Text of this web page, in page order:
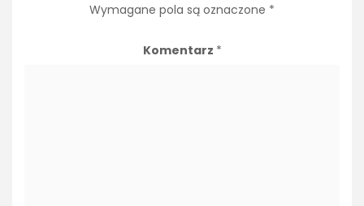
Wymagane pola są oznaczone *
Komentarz *